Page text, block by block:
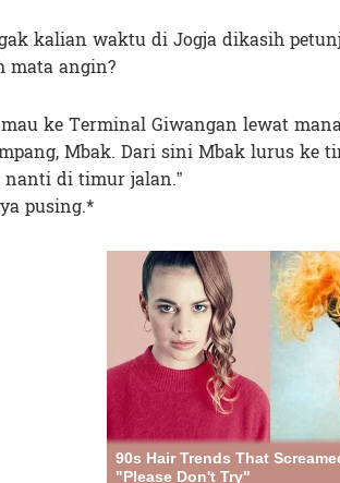
kalian waktu di Jogja dikasih
mata angin?
ke Terminal Giwangan lewat
Mbak. Dari sini Mbak lurus ke
nanti di timur jalan.”
pusing.*